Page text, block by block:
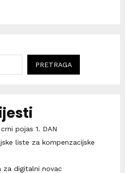
PRETRAGA
pojas 1. DAN
liste za kompenzacijske
za digitalni novac